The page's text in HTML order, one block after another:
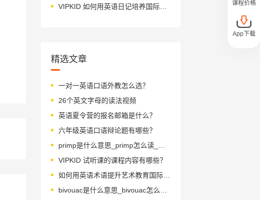
VIPKID 如何用英语日记培养国际化人才？
精选文章
一对一英语口语外教怎么选？
26个英文字母的读法视频
英语夏令营的报名邮箱是什么？
六年级英语口语辩论题有哪些？
VIPKID 试听课的课程内容有哪些？
如何用英语术语提升艺术教育国际化？
课程价格
App下载